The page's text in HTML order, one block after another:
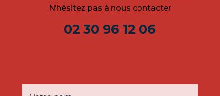
N’hésitez pas à nous contacter
02 30 96 12 06